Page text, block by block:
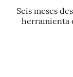
Seis meses
herramienta